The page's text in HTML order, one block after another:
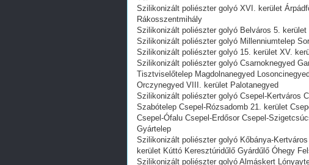
Szilikonizált poliészter golyó XVI. kerület
Rákosszentmihály
Szilikonizált poliészter golyó Belváros 5.
Szilikonizált poliészter golyó Millenniumtelep
Szilikonizált poliészter golyó 15. kerület XV.
Szilikonizált poliészter golyó Csarnoknegyed
Tisztviselőtelep Magdolnanegyed
Orczynegyed VIII. kerület Palotanegyed
Szilikonizált poliészter golyó Csepel-Kertváros
Szabótelep Csepel-Rózsadomb 21. kerület
Csepel-Ófalu Csepel-Erdősor Csepel-
Gyártelep
Szilikonizált poliészter golyó Kőbánya-
kerület Kúttó Keresztúridűlő Gyárdűlő Óhegy
Szilikonizált poliészter golyó Almáskert